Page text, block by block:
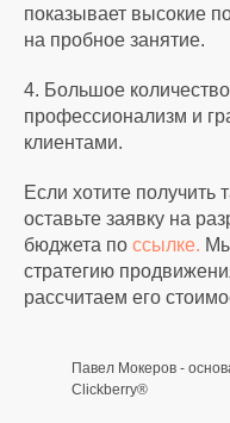
показывает высокие
на пробное занятие.
4. Большое
профессионализм и
клиентами.
Если хотите получить
оставьте заявку на
бюджета по ссылке.
стратегию
рассчитаем его
Павел Мокеров -
Clickberry®